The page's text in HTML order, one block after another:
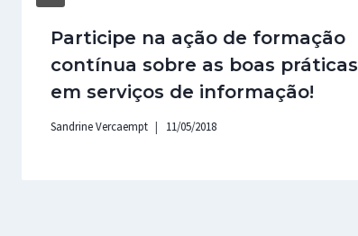
Participe na ação de formação
contínua sobre as boas práticas
em serviços de informação!
Sandrine Vercaempt 11/05/2018